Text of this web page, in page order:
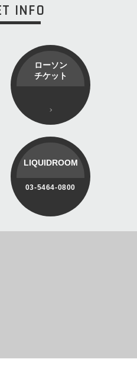
INFO
ローソン
チケット
LIQUIDROOM
03-5464-0800